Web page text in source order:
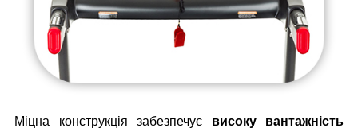
Міцна конструкція забезпечує високу вантажність